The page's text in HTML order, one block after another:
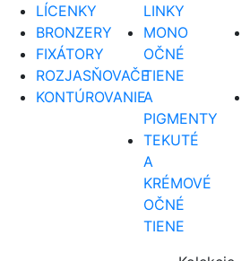
LÍCENKY
BRONZERY
FIXÁTORY
ROZJASŇOVAČE
KONTÚROVANIE
LINKY
MONO
OČNÉ
TIENE
A
PIGMENTY
TEKUTÉ
A
KRÉMOVÉ
OČNÉ
TIENE